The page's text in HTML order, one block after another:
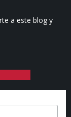
a este blog y